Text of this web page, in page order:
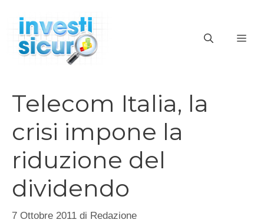
contenuto
Telecom Italia, la
crisi impone la
riduzione del
dividendo
7 Ottobre 2011 di Redazione